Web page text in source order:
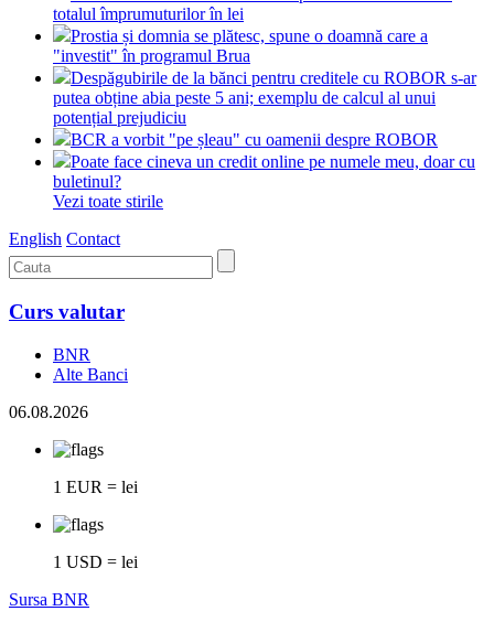
totalul împrumuturilor în lei
Prostia și domnia se plătesc, spune o doamnă care a
"investit" în programul Brua
Despăgubirile de la bănci pentru creditele cu ROBOR s-ar
putea obține abia peste 5 ani; exemplu de calcul al unui
potențial prejudiciu
BCR a vorbit "pe șleau" cu oamenii despre ROBOR
Poate face cineva un credit online pe numele meu, doar cu
buletinul?
Vezi toate stirile
English Contact
Curs valutar
BNR
Alte Banci
06.08.2026
1 EUR = lei
1 USD = lei
Sursa BNR